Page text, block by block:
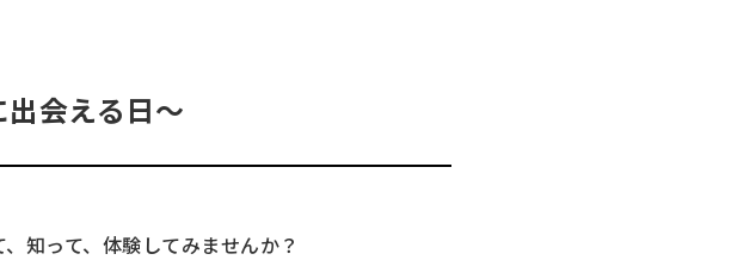
会える日～
知って、体験してみませんか？